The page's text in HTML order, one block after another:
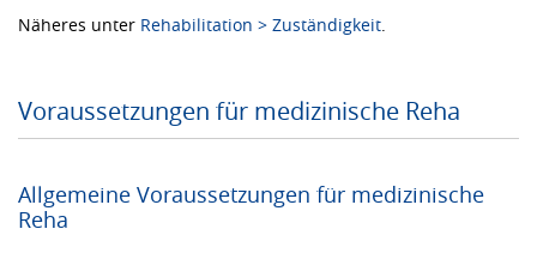
Näheres unter Rehabilitation > Zuständigkeit
Voraussetzungen für medizinische Reha
Allgemeine Voraussetzungen für medizinische
Reha